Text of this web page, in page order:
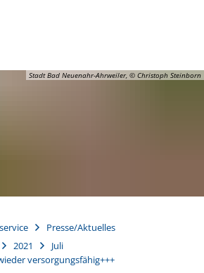
Stadt Bad Neuenahr-Ahrweiler, © Christoph Steinborn
Presse/Aktuelles
2021
Juli
versorgungsfähig+++